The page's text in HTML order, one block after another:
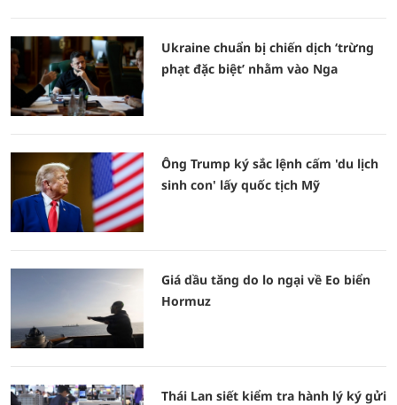
Ukraine chuẩn bị chiến dịch ‘trừng
phạt đặc biệt’ nhằm vào Nga
Ông Trump ký sắc lệnh cấm 'du lịch
sinh con' lấy quốc tịch Mỹ
Giá dầu tăng do lo ngại về Eo biển
Hormuz
Thái Lan siết kiểm tra hành lý ký gửi